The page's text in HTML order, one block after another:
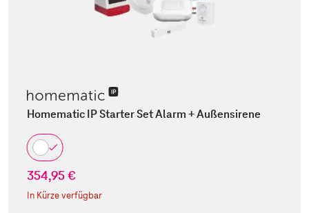
Homematic IP Starter Set Alarm + Außensirene
354,95 €
In Kürze verfügbar